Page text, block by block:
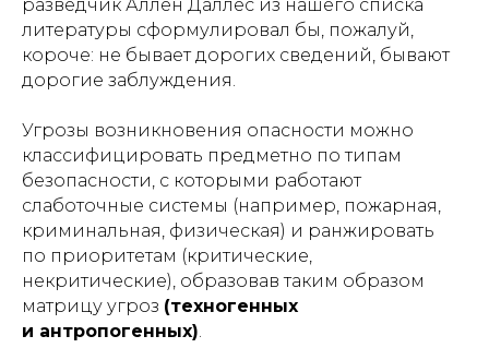
разведчик Аллен Даллес из нашего списка
литературы сформулировал бы, пожалуй,
короче: не бывает дорогих сведений, бывают
дорогие заблуждения.
Угрозы возникновения опасности можно
классифицировать предметно по типам
безопасности, с которыми работают
слаботочные системы (например, пожарная,
криминальная, физическая) и ранжировать
по приоритетам (критические,
некритические), образовав таким образом
матрицу угроз (техногенных
и антропогенных)